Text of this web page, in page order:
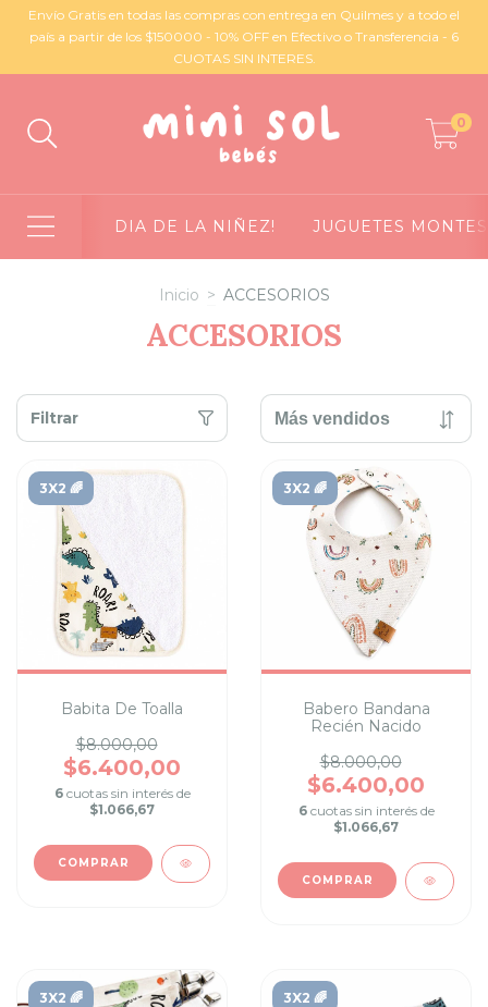
Envío Gratis en todas las compras con entrega en Quilmes y a todo el
país a partir de los $150000 - 10% OFF en Efectivo o Transferencia - 6
CUOTAS SIN INTERES.
0
DIA DE LA NIÑEZ! JUGUETES
Inicio > ACCESORIOS
ACCESORIOS
Filtrar
3X2 🌈
Babita De Toalla
$8.000,00
$6.400,00
6 cuotas sin interés de
$1.066,67
COMPRAR
3X2 🌈
Babero Bandana
Recién Nacido
$8.000,00
$6.400,00
6 cuotas sin interés de
$1.066,67
COMPRAR
3X2 🌈 3X2 🌈